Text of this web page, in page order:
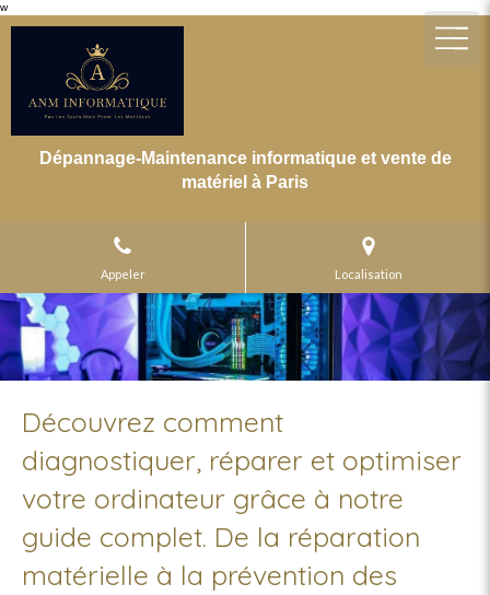
w
Dépannage-Maintenance informatique et vente de
matériel à Paris
Appeler Localisation
Découvrez comment
diagnostiquer, réparer et optimiser
votre ordinateur grâce à notre
guide complet. De la réparation
matérielle à la prévention des